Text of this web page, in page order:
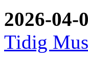
2026-04-
Tidig